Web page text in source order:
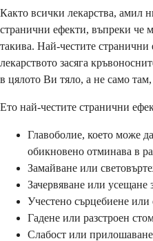
Както всички лекарства, амил
странични ефекти, въпреки че
такива. Най-честите странични
лекарството засяга
в цялото Ви тяло, а не само
Ето най-честите странични
Главоболие, което може
обикновено отминава в
Замайване или
Зачервяване или усещане
Учестено сърцебиене или
Гадене или разстроен
Слабост или прилошаване